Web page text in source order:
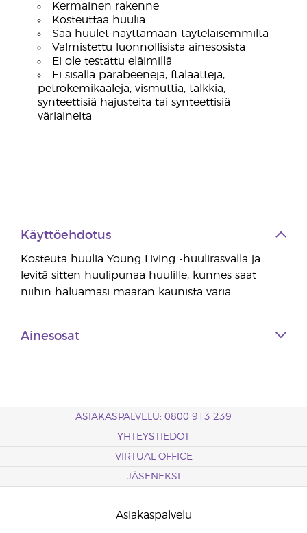
Kermainen rakenne
Kosteuttaa huulia
Saa huulet näyttämään täyteläisemmiltä
Valmistettu luonnollisista ainesosista
Ei ole testattu eläimillä
Ei sisällä parabeeneja, ftalaatteja,
petrokemikaaleja, vismuttia, talkkia,
synteettisiä hajusteita tai synteettisiä
väriaineita
Käyttöehdotus
Kosteuta huulia Young Living -huulirasvalla ja
levitä sitten huulipunaa huulille, kunnes saat
niihin haluamasi määrän kaunista väriä.
Ainesosat
ASIAKASPALVELU: 0800 913 239
YHTEYSTIEDOT
VIRTUAL OFFICE
JÄSENEKSI
Asiakaspalvelu